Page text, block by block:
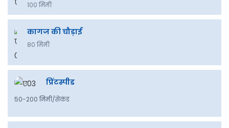
100 मिमी
कागज की चौड़ाई
80 मिमी
प्रिंटस्पीड
50-200 मिमी/सेकंड